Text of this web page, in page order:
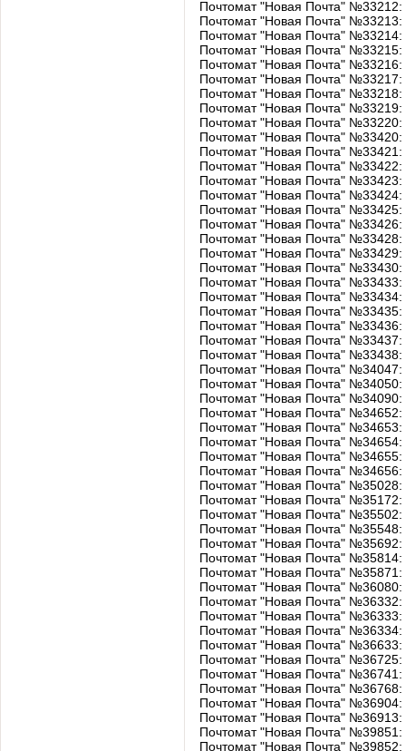
Почтомат "Новая Почта" №33212:
Почтомат "Новая Почта"
Почтомат "Новая Почта" №33214:
Почтомат "Новая Почта" №33215:
Почтомат "Новая Почта" №33216:
Почтомат "Новая Почта" №33217:
Почтомат "Новая Почта" №33218:
Почтомат "Новая Почта" №33219:
Почтомат "Новая Почта" №33220:
Почтомат "Новая Почта" №33420:
Почтомат "Новая Почта" №33421:
Почтомат "Новая Почта" №33422:
Почтомат "Новая Почта" №33423:
Почтомат "Новая Почта" №33424:
Почтомат "Новая Почта" №33425:
Почтомат "Новая Почта" №33426:
Почтомат "Новая Почта" №33428:
Почтомат "Новая Почта"
Почтомат "Новая Почта" №33430:
Почтомат "Новая Почта" №33433:
Почтомат "Новая Почта" №33434:
Почтомат "Новая Почта"
Почтомат "Новая Почта"
Почтомат "Новая Почта" №33437:
Почтомат "Новая Почта"
Почтомат "Новая Почта" №34047:
Почтомат "Новая Почта" №34050:
Почтомат "Новая Почта"
Почтомат "Новая Почта"
Почтомат "Новая Почта" №34653:
Почтомат "Новая Почта"
Почтомат "Новая Почта"
Почтомат "Новая Почта"
Почтомат "Новая Почта" №35028:
Почтомат "Новая Почта"
Почтомат "Новая Почта"
Почтомат "Новая Почта" №35548:
Почтомат "Новая Почта"
Почтомат "Новая Почта" №35814:
Почтомат "Новая Почта"
Почтомат "Новая Почта"
Почтомат "Новая Почта" №36332:
Почтомат "Новая Почта" №36333:
Почтомат "Новая Почта" №36334:
Почтомат "Новая Почта"
Почтомат "Новая Почта" №36725:
Почтомат "Новая Почта"
Почтомат "Новая Почта" №36768:
Почтомат "Новая Почта" №36904:
Почтомат "Новая Почта" №36913:
Почтомат "Новая Почта"
Почтомат "Новая Почта"